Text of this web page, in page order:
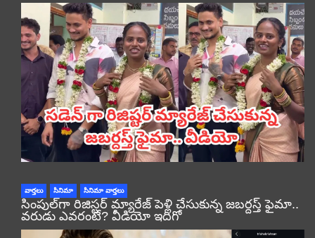
వార్తలు సినిమా సినిమా వార్తలు
సింపుల్‌గా రిజిస్టర్‌ మ్యారేజ్ పెళ్లి చేసుకున్న జబర్దస్త్ ఫైమా..
వరుడు ఎవరంటే? వీడియో ఇదిగో